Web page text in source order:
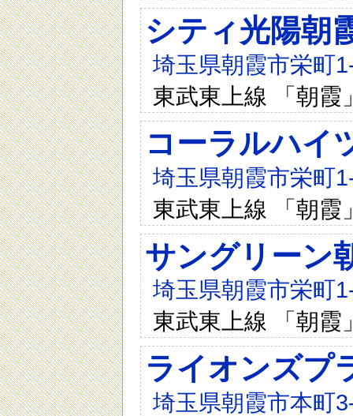
シティ光陽朝
埼玉県朝霞市栄町
東武東上線 「朝霞
コーラルハイ
埼玉県朝霞市栄町
東武東上線 「朝霞
サングリーン
埼玉県朝霞市栄町
東武東上線 「朝霞
ライオンズプ
埼玉県朝霞市本町